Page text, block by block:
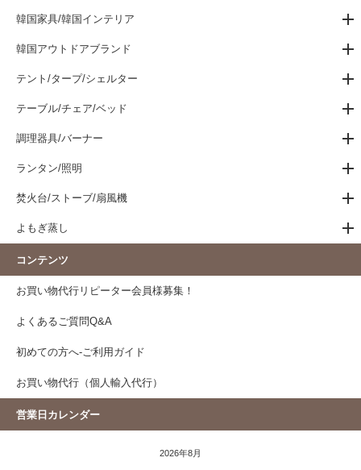
韓国家具/韓国インテリア
韓国アウトドアブランド
テント/タープ/シェルター
テーブル/チェア/ベッド
調理器具/バーナー
ランタン/照明
焚火台/ストーブ/扇風機
よもぎ蒸し
コンテンツ
お買い物代行リピーター会員様募集！
よくあるご質問Q&A
初めての方へ-ご利用ガイド
お買い物代行（個人輸入代行）
営業日カレンダー
2026年8月